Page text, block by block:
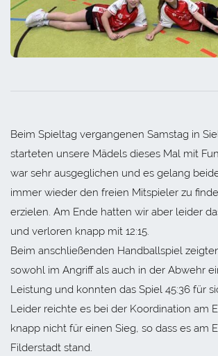
Beim Spieltag vergangenen Samstag in
starteten unsere Mädels dieses Mal mit
war sehr ausgeglichen und es gelang
immer wieder den freien Mitspieler zu
erzielen. Am Ende hatten wir aber leider
und verloren knapp mit 12:15.
Beim anschließenden Handballspiel
sowohl im Angriff als auch in der Abwehr
Leistung und konnten das Spiel 45:36 für
Leider reichte es bei der Koordination am
knapp nicht für einen Sieg, so dass es am
Filderstadt stand.